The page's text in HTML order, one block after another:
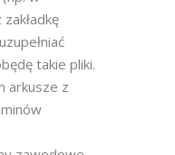
takie pliki.
arkusze z